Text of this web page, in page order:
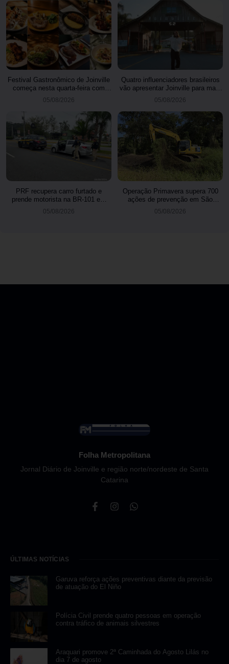
Festival Gastronômico de Joinville
começa nesta quarta-feira com
menus exclusivos em 17
restaurantes
05/08/2026
Quatro influenciadores brasileiros
vão apresentar Joinville para mais
de 3 milhões de seguidores
05/08/2026
PRF recupera carro furtado e
prende motorista na BR-101 em
Joinville
05/08/2026
Operação Primavera supera 700
ações de prevenção em São
Francisco do Sul
05/08/2026
Folha Metropolitana
Jornal Diário de Joinville e região norte/nordeste de Santa
Catarina
ÚLTIMAS NOTÍCIAS
Garuva reforça ações preventivas diante da previsão
de atuação do El Niño
Polícia Civil prende quatro pessoas em operação
contra tráfico de animais silvestres
Araquari promove 2ª Caminhada do Agosto Lilás no
dia 7 de agosto